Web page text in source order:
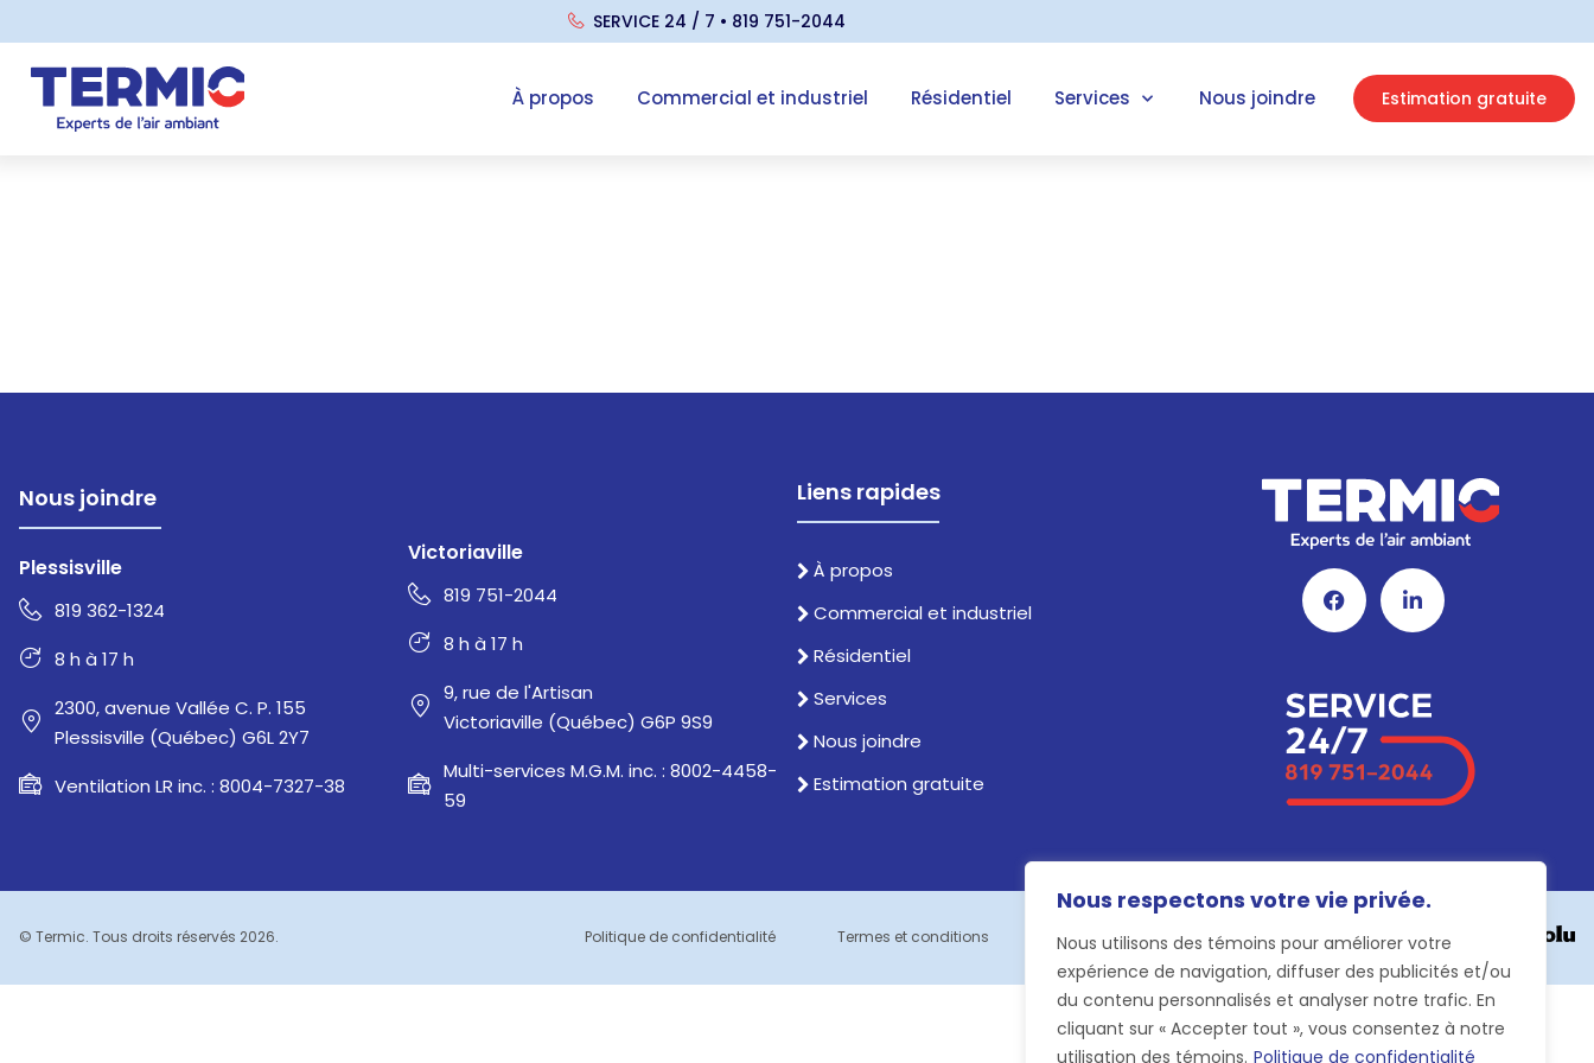
Nous respectons votre vie privée.
Nous utilisons des témoins pour améliorer votre
expérience de navigation, diffuser des publicités et/ou
du contenu personnalisés et analyser notre trafic. En
cliquant sur « Accepter tout », vous consentez à notre
utilisation des témoins. Politique de confidentialité
SERVICE 24 / 7 • 819 751-2044
À propos Commercial et industriel Résidentiel Services Nous joindre Estimation gratuite
Nous joindre
Plessisville
819 362-1324
8 h à 17 h
2300, avenue Vallée C. P. 155
Plessisville (Québec) G6L 2Y7
Ventilation LR inc. : 8004-7327-38
Victoriaville
819 751-2044
8 h à 17 h
9, rue de l'Artisan
Victoriaville (Québec) G6P 9S9
Multi-services M.G.M. inc. : 8002-4458-
59
Liens rapides
À propos
Commercial et industriel
Résidentiel
Services
Nous joindre
Estimation gratuite
© Termic. Tous droits réservés 2026. Politique de confidentialité Termes et conditions